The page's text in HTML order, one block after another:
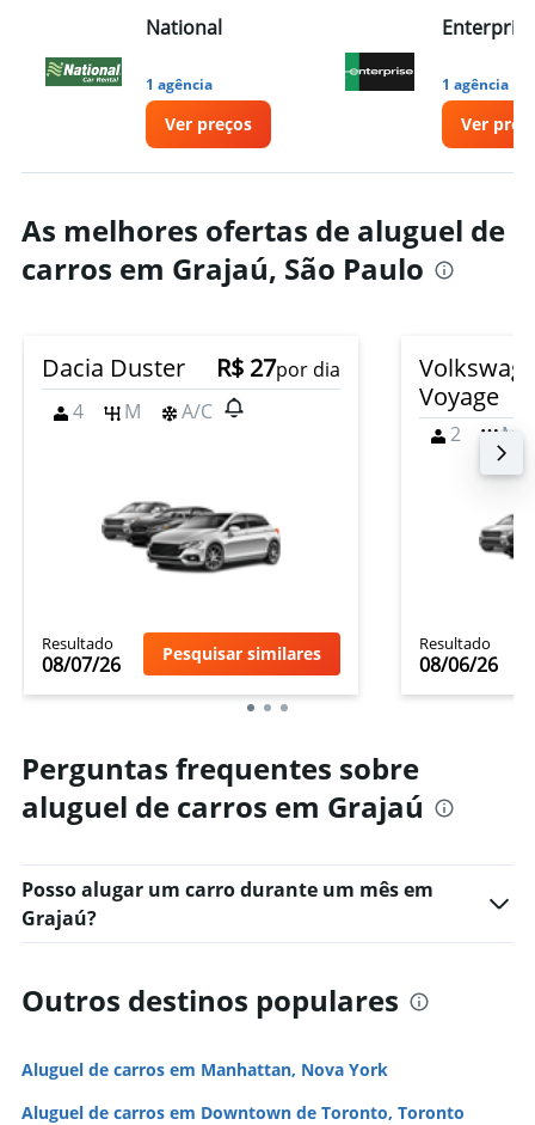
National
1 agência
Ver preços
1 agência
Ver
As melhores ofertas de aluguel de
carros em Grajaú, São Paulo
Dacia Duster R$ 27por dia
4
M A/C
Resultado
08/07/26 Pesquisar similares
Voyage
2 M
Resultado
08/06/26
Perguntas frequentes sobre
aluguel de carros em Grajaú
Posso alugar um carro durante um mês em
Grajaú?
Outros destinos populares
Aluguel de carros em Manhattan, Nova York
Aluguel de carros em Downtown de Toronto, Toronto